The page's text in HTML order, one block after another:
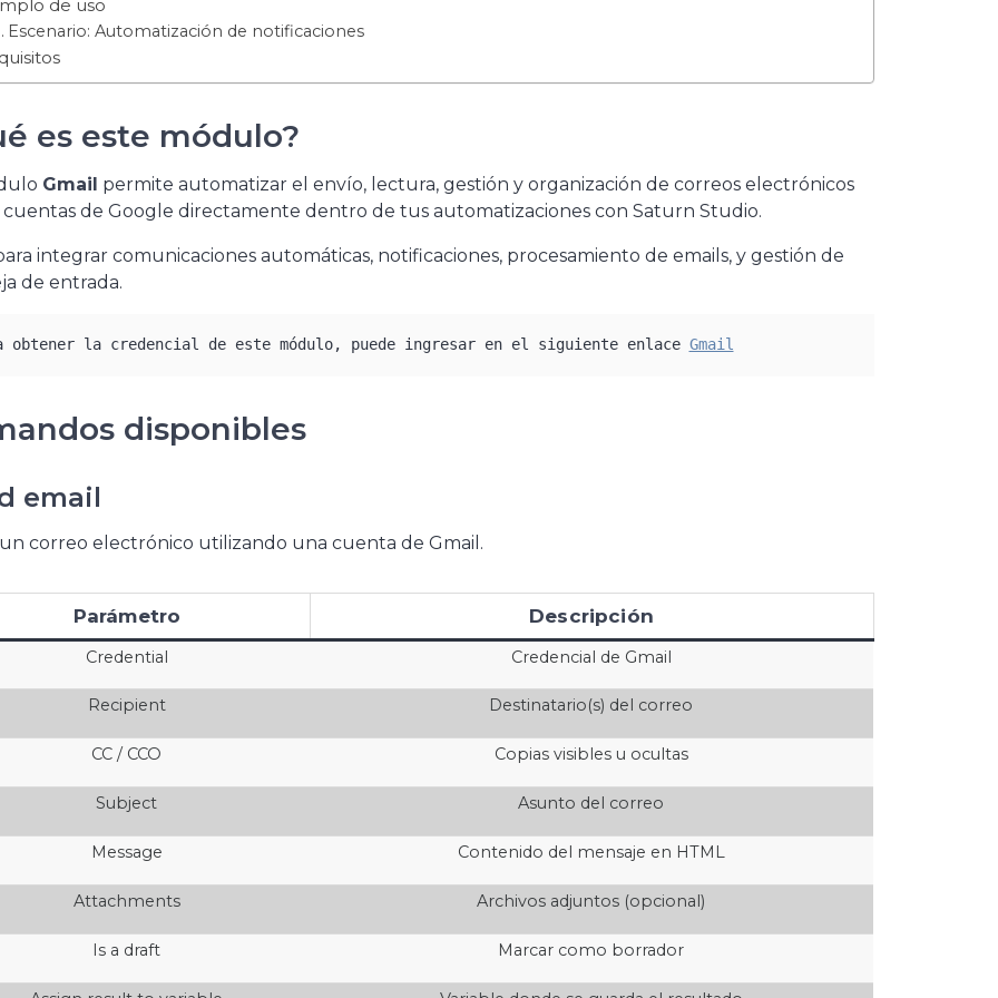
de uso
Escenario: Automatización de notificaciones
es este módulo?
Gmail permite automatizar el envío, lectura, gestión y organización de correos electrónicos
cuentas de Google directamente dentro de tus automatizaciones con Saturn Studio.
integrar comunicaciones automáticas, notificaciones, procesamiento de emails, y gestión de
de entrada.
obtener la credencial de este módulo, puede ingresar en el siguiente enlace Gmail
disponibles
email
correo electrónico utilizando una cuenta de Gmail.
Parámetro Descripción
Credential Credencial de Gmail
Recipient Destinatario(s) del correo
CC / CCO Copias visibles u ocultas
Subject Asunto del correo
Message Contenido del mensaje en HTML
Attachments Archivos adjuntos (opcional)
Is a draft Marcar como borrador